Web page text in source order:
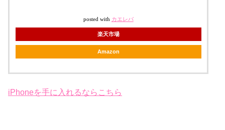
posted with カエレバ
楽天市場
Amazon
iPhoneを手に入れるならこちら